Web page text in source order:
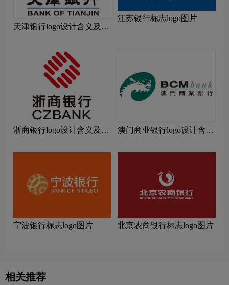
天津银行logo设计含义及设
江苏银行标志logo图片
浙商银行logo设计含义及设
澳门商业银行logo设计含义
宁波银行标志logo图片 北京农商银行标志logo图片
相关推荐